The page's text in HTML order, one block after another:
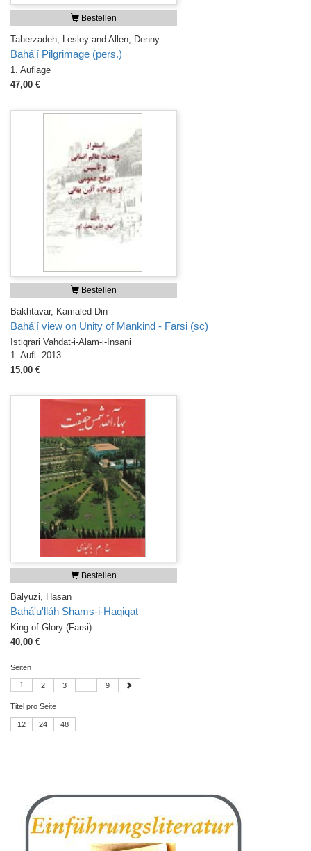
Bestellen
Taherzadeh, Lesley and Allen, Denny
Bahá'í Pilgrimage (pers.)
1. Auflage
47,00 €
Bestellen
Bakhtavar, Kamaled-Din
Bahá'í view on Unity of Mankind - Farsi (sc)
Istiqrari Vahdat-i-Alam-i-Insani
1. Aufl. 2013
15,00 €
Bestellen
Balyuzi, Hasan
Bahá'u'lláh Shams-i-Haqiqat
King of Glory (Farsi)
40,00 €
Seiten
1 2 3 ... 9
Titel pro Seite
12 24 48